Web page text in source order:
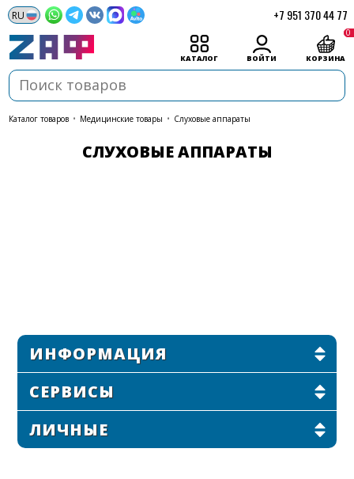
+7 951 370 44 77
КАТАЛОГ ВОЙТИ КОРЗИНА
0
каталог товаров • Медицинские товары • Слуховые аппараты
СЛУХОВЫЕ АППАРАТЫ
ИНФОРМАЦИЯ
СЕРВИСЫ
ЛИЧНЫЕ